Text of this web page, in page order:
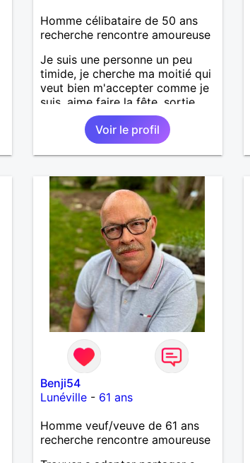
Homme célibataire de 50 ans
recherche rencontre amoureuse
Je suis une personne un peu
timide, je cherche ma moitié qui
veut bien m'accepter comme je
suis, aime faire la fête, sortie
entre amis et plein d'autre
Voir le profil
Benji54
Lunéville- 61 ans
Homme veuf/veuve de 61 ans
recherche rencontre amoureuse